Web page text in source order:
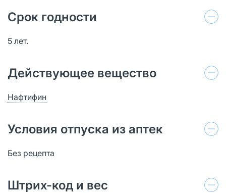
Срок годности
5 лет.
Действующее вещество
Нафтифин
Условия отпуска из аптек
Без рецепта
Штрих-код и вес